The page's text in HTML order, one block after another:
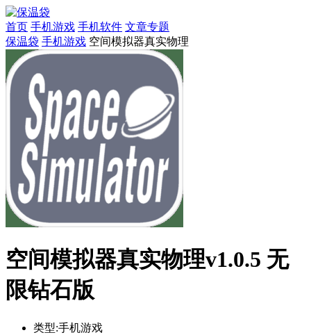
首页 手机游戏 手机软件 文章专题
保温袋 手机游戏 空间模拟器真实物理
空间模拟器真实物理v1.0.5 无
限钻石版
类型:手机游戏